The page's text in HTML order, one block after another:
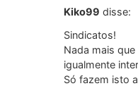
Kiko99 disse:
Sindicatos!
Nada mais
igualmente
Só fazem isto